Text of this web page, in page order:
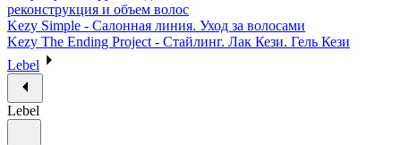
реконструкция и объем волос
Kezy Simple - Салонная линия. Уход за волосами
Kezy The Ending Project - Стайлинг. Лак Кези. Гель Кези
Lebel
Lebel